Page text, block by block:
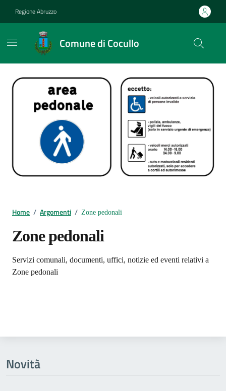
Regione Abruzzo
Comune di Cocullo
Contenuti in evidenza
Home / Argomenti / Zone pedonali
Zone pedonali
Dettagli dell'argomento
Servizi comunali, documenti, uffici, notizie ed eventi relativi a
Zone pedonali
Novità